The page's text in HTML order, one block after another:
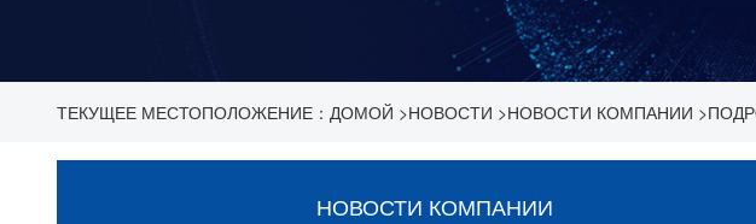
ТЕКУЩЕЕ МЕСТОПОЛОЖЕНИЕ： ДОМОЙ >НОВОСТИ >НОВОСТИ КОМПАНИИ >
НОВОСТИ КОМПАНИИ